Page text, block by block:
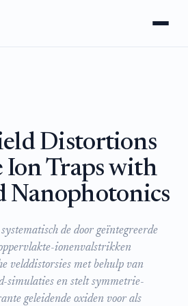
Distortions
Ion Traps with
Nanophotonics
de door geïntegreerde
ionenvalstrikken
velddistorsies met behulp van
simulaties en stelt symmetrie-
geleidende oxiden voor als